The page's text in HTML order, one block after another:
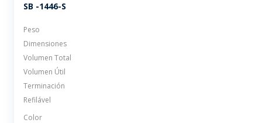
SB -1446-S
Peso
Dimensiones
Volumen Total
Volumen Útil
Terminación
Refilável
Color